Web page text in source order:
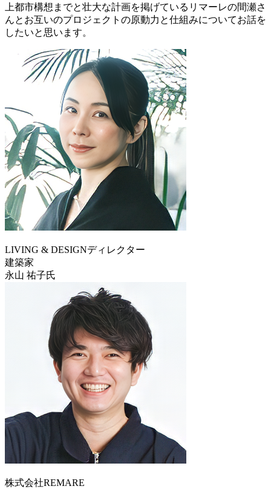
上都市構想までと壮大な計画を掲げているリマーレの間瀬さ
んとお互いのプロジェクトの原動力と仕組みについてお話を
したいと思います。
LIVING & DESIGNディレクター
建築家
永山 祐子氏
株式会社REMARE